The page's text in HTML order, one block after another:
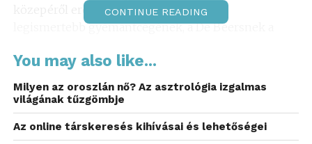
közepéről ered? Eredetileg a világ egyik
legismertebb gyémántcégének, a De Beersnek a
fényében kérdés, hogy valóban találó-e követni ezt
a támpontot, vagy inkább a saját anyagi
lehetőségeidhez igazodsz-e.
Egyedi igényekre szabva
CONTINUE READING
You may also like...
Milyen az oroszlán nő? Az asztrológia izgalmas
világának tűzgömbje
Az online társkeresés kihívásai és lehetőségei